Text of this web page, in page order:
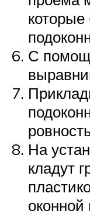
которые
С
На
кладут